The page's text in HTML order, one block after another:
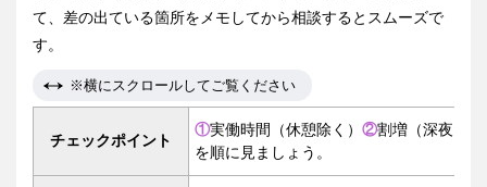
て、差の出ている箇所をメモしてから相談するとスムーズで
す。
※横にスクロールしてご覧ください
チェックポイント
①実働時間（休憩除く） ②割増（深夜・休
を順に見ましょう。